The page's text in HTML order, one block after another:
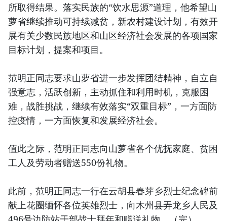
所取得结果。落实民族的“饮水思源”道理，他希望山
萝省继续推动可持续减贫，新农村建设计划，有效开
展有关少数民族地区和山区经济社会发展的各项国家
目标计划，提案和项目。
范明正同志要求山萝省进一步发挥团结精神，自立自
强意志，活跃创新，主动抓住和利用时机，克服困
难，战胜挑战，继续有效落实“双重目标”，一方面防
控疫情，一方面恢复和发展经济社会。
值此之际，范明正同志向山萝省各个优抚家庭、贫困
工人及劳动者赠送550份礼物。
此前，范明正同志一行在云胡县春芽乡烈士纪念碑前
献上花圈缅怀各位英雄烈士，向木州县弄龙乡人民及